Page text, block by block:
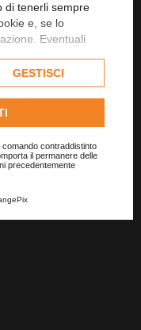
di tenerli sempre
e, se lo
Eventuali
consenso
GESTISCI
contraddistinto
il permanere delle
precedentemente